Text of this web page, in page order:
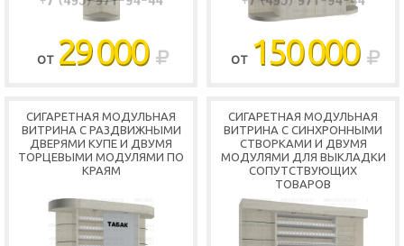
ОТ 29 000 ОТ 150 000
СИГАРЕТНАЯ МОДУЛЬНАЯ
ВИТРИНА С РАЗДВИЖНЫМИ
ДВЕРЯМИ КУПЕ И ДВУМЯ
ТОРЦЕВЫМИ МОДУЛЯМИ ПО
КРАЯМ
СИГАРЕТНАЯ МОДУЛЬНАЯ
ВИТРИНА С СИНХРОННЫМИ
СТВОРКАМИ И ДВУМЯ
МОДУЛЯМИ ДЛЯ ВЫКЛАДКИ
СОПУТСТВУЮЩИХ
ТОВАРОВ